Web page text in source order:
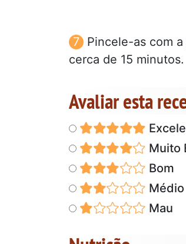
Pincele-as com
cerca de 15 minutos.
Avaliar esta
Muito
Bom
Médio
Mau